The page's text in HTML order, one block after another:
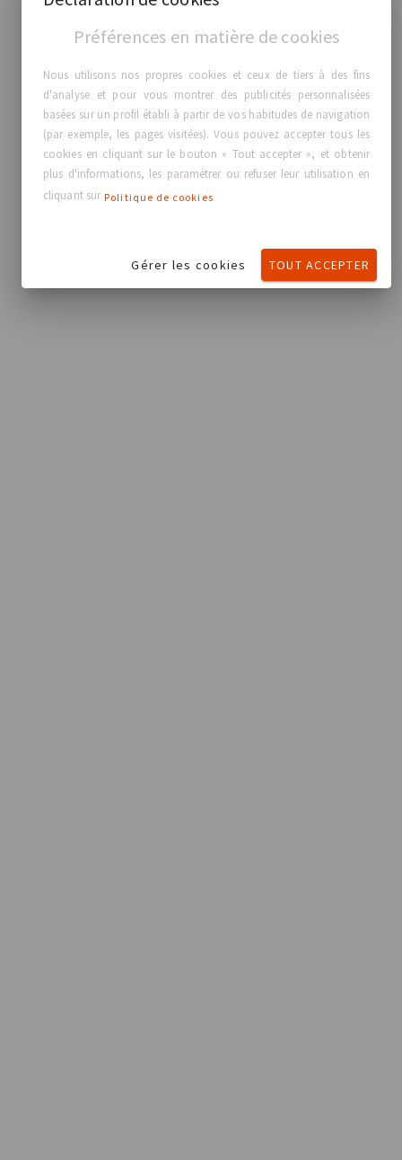
Préférences en matière de cookies
Nous utilisons nos propres cookies et ceux de tiers à des fins
d'analyse et pour vous montrer des publicités personnalisées
basées sur un profil établi à partir de vos habitudes de navigation
(par exemple, les pages visitées). Vous pouvez accepter tous les
cookies en cliquant sur le bouton « Tout accepter », et obtenir
plus d'informations, les paramétrer ou refuser leur utilisation en
cliquant sur Politique de cookies
Gérer les cookies TOUT ACCEPTER